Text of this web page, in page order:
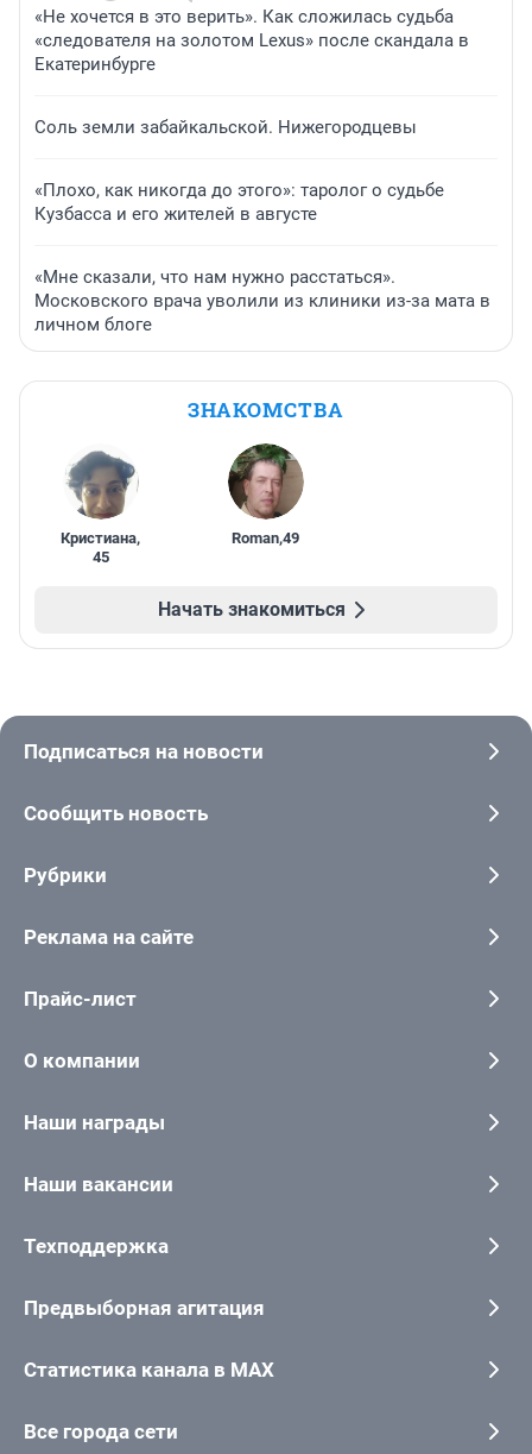
«Не хочется в это верить». Как сложилась судьба
«следователя на золотом Lexus» после скандала в
Екатеринбурге
Соль земли забайкальской. Нижегородцевы
«Плохо, как никогда до этого»: таролог о судьбе
Кузбасса и его жителей в августе
«Мне сказали, что нам нужно расстаться».
Московского врача уволили из клиники из-за мата в
личном блоге
ЗНАКОМСТВА
Кристиана,
45
Roman,49
Начать знакомиться
Подписаться на новости
Сообщить новость
Рубрики
Реклама на сайте
Прайс-лист
О компании
Наши награды
Наши вакансии
Техподдержка
Предвыборная агитация
Статистика канала в MAX
Все города сети